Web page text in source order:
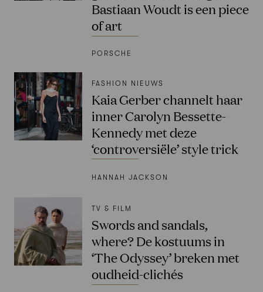
Bastiaan Woudt is een piece
of art
PORSCHE
FASHION NIEUWS
Kaia Gerber channelt haar
inner Carolyn Bessette-
Kennedy met deze
‘controversiële’ style trick
HANNAH JACKSON
TV & FILM
Swords and sandals,
where? De kostuums in
‘The Odyssey’ breken met
oudheid-clichés